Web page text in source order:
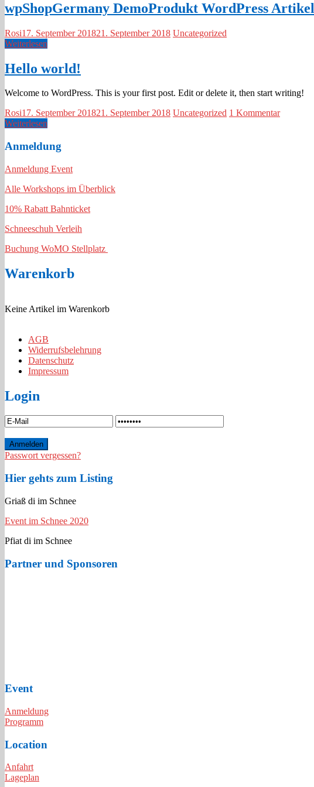
wpShopGermany DemoProdukt WordPress Artikel
Rosi17. September 201821. September 2018 Uncategorized
Weiterlesen
Hello world!
Welcome to WordPress. This is your first post. Edit or delete it, then start writing!
Rosi17. September 201821. September 2018 Uncategorized 1 Kommentar
Weiterlesen
Anmeldung
Anmeldung Event
Alle Workshops im Überblick
10% Rabatt Bahnticket
Schneeschuh Verleih
Buchung WoMO Stellplatz
Warenkorb
Keine Artikel im Warenkorb
AGB
Widerrufsbelehrung
Datenschutz
Impressum
Login
Passwort vergessen?
Hier gehts zum Listing
Griaß di im Schnee
Event im Schnee 2020
Pfiat di im Schnee
Partner und Sponsoren
Event
Anmeldung
Programm
Location
Anfahrt
Lageplan